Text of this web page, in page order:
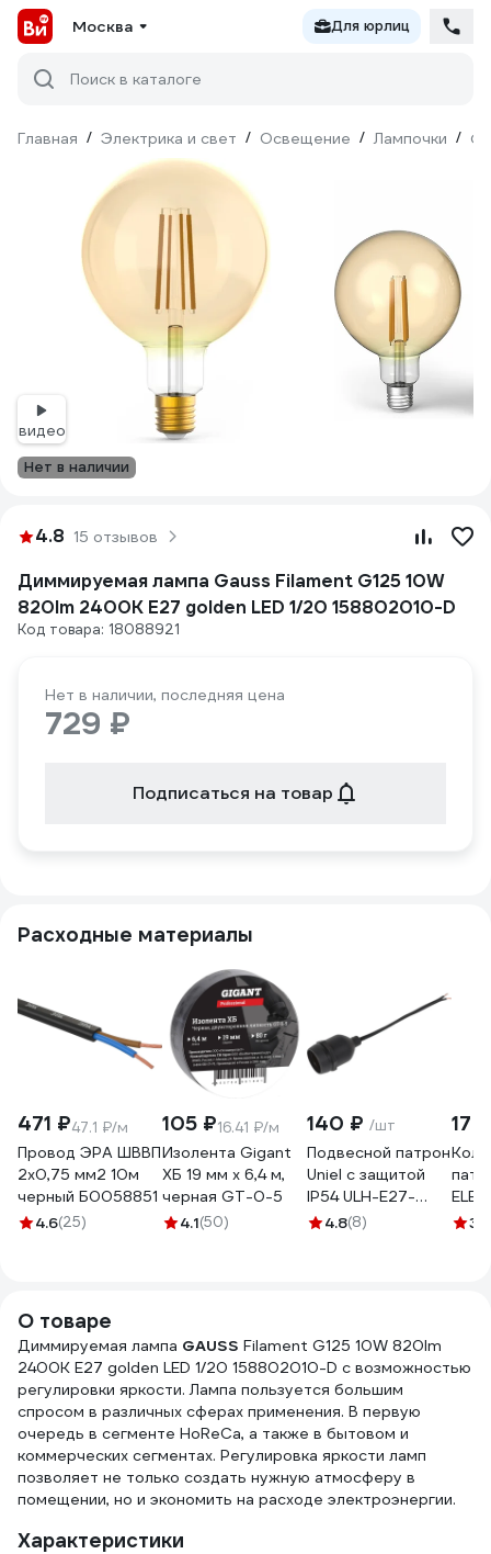
Москва Для юрлиц
Поиск в каталоге
Главная / Электрика и свет / Освещение / Лампочки /
видео
Нет в наличии
4.8 15 отзывов
Диммируемая лампа Gauss Filament G125 10W
820lm 2400К Е27 golden LED 1/20 158802010-D
Код товара: 18088921
Нет в наличии, последняя цена
729 ₽
Подписаться на товар
Расходные материалы
471 ₽47.1 ₽/м
Провод ЭРА ШВВП
2x0,75 мм2 10м
черный Б0058851
4.6(25)
105 ₽16.41 ₽/м
Изолента Gigant
ХБ 19 мм х 6,4 м,
черная GT-0-5
4.1(50)
140 ₽ /шт
Подвесной патрон
Uniel с защитой
IP54 ULH-E27-
IP54-15cm UL-
4.8(8)
17
3.1
О товаре
Диммируемая лампа GAUSS Filament G125 10W 820lm
2400К Е27 golden LED 1/20 158802010-D с возможностью
регулировки яркости. Лампа пользуется большим
спросом в различных сферах применения. В первую
очередь в сегменте HoReCa, а также в бытовом и
коммерческих сегментах. Регулировка яркости ламп
позволяет не только создать нужную атмосферу в
помещении, но и экономить на расходе электроэнергии.
Характеристики